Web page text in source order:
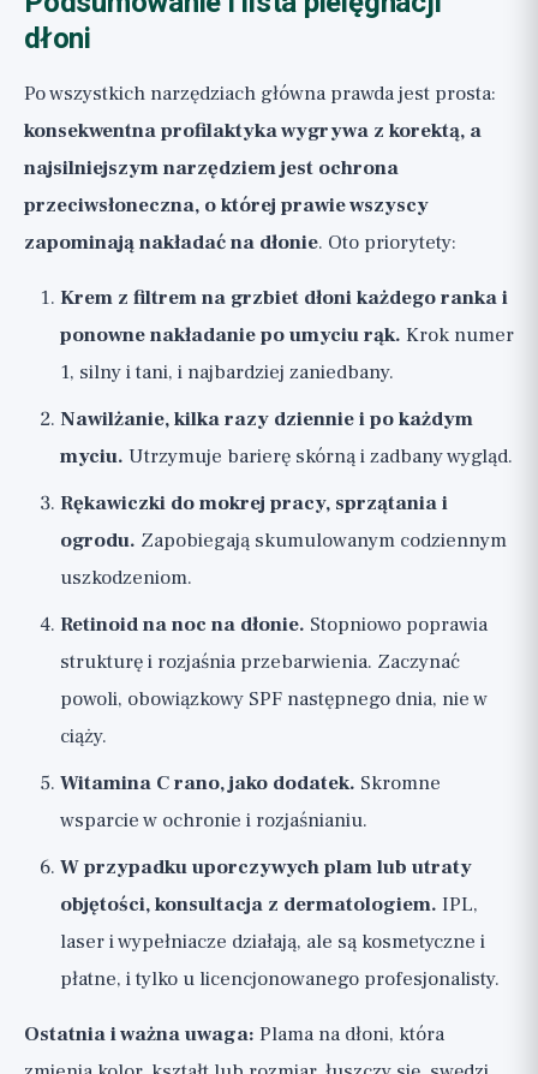
dłoni
Po wszystkich narzędziach główna prawda jest prosta:
konsekwentna profilaktyka wygrywa z korektą, a
najsilniejszym narzędziem jest ochrona
przeciwsłoneczna, o której prawie wszyscy
zapominają nakładać na dłonie. Oto priorytety:
Krem z filtrem na grzbiet dłoni każdego ranka i
ponowne nakładanie po umyciu rąk. Krok numer
1, silny i tani, i najbardziej zaniedbany.
Nawilżanie, kilka razy dziennie i po każdym
myciu. Utrzymuje barierę skórną i zadbany wygląd.
Rękawiczki do mokrej pracy, sprzątania i
ogrodu. Zapobiegają skumulowanym codziennym
uszkodzeniom.
Retinoid na noc na dłonie. Stopniowo poprawia
strukturę i rozjaśnia przebarwienia. Zaczynać
powoli, obowiązkowy SPF następnego dnia, nie w
ciąży.
Witamina C rano, jako dodatek. Skromne
wsparcie w ochronie i rozjaśnianiu.
W przypadku uporczywych plam lub utraty
objętości, konsultacja z dermatologiem. IPL,
laser i wypełniacze działają, ale są kosmetyczne i
płatne, i tylko u licencjonowanego profesjonalisty.
Ostatnia i ważna uwaga: Plama na dłoni, która